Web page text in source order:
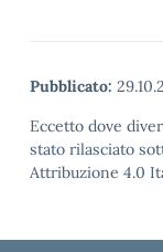
Pubblicato:
Eccetto dove
stato rilasciato
Attribuzione 4.0